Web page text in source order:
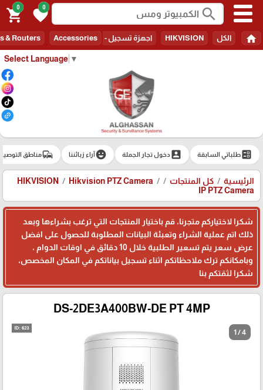
Select Language ▼
search
0
favorite
0
shopping_cart
home الكل HIKVISION اجهزة تسجيل - Recorders & Routers Accessories
ballotطلباتي السابقة account_boxدخول تجار الجملة emoji_emotionsآراء زبائننا commuteمناطق
الرئيسية كل المنتجات HIKVISION
Hikvision PTZ Camera
IP PTZ Camera
شكرا لاختياركم متجرنا، قم باختيار المنتجات التي ترغب بشراءها وبعد
ذلك اتم عملية الشراء وتعبئة البيانات المطلوبة للحصول على افضل
عرض سعر يتم تسعير الطلبية خلال 10 دقائق في اوقات الدوام ،
وبامكانكم ترك ملاحظاتكم اثناء تسجيل بياناتكم في المكان المخصص،
شكرا لثقتكم بنا
DS-2DE3A400BW-DE PT 4MP
1 / 4